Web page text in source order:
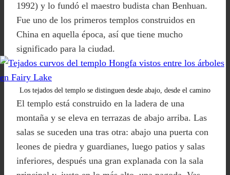
1992) y lo fundó el maestro budista chan Benhuan.
Fue uno de los primeros templos construidos en
China en aquella época, así que tiene mucho
significado para la ciudad.
Los tejados del templo se distinguen desde abajo, desde el camino
El templo está construido en la ladera de una
montaña y se eleva en terrazas de abajo arriba. Las
salas se suceden una tras otra: abajo una puerta con
leones de piedra y guardianes, luego patios y salas
inferiores, después una gran explanada con la sala